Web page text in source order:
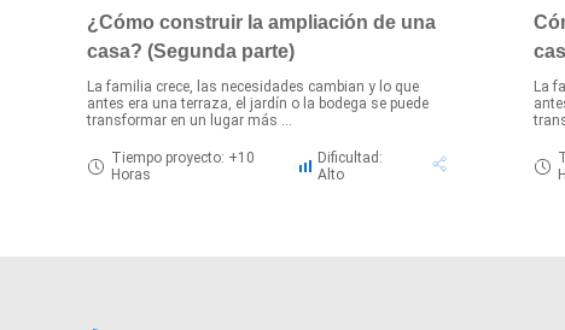
¿Cómo construir la ampliación de una
casa? (Segunda parte)
La familia crece, las necesidades cambian y lo que
antes era una terraza, el jardín o la bodega se puede
transformar en un lugar más ...
Tiempo proyecto: +10
Horas
Dificultad:
Alto
La